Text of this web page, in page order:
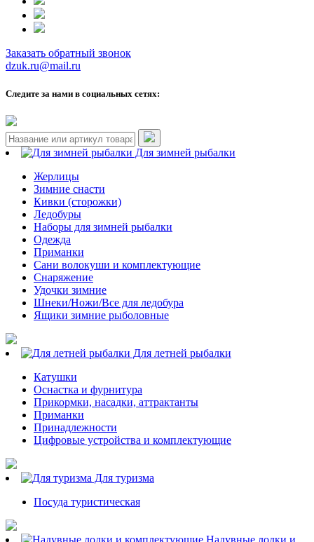
Заказать обратный звонок
dzuk.ru@mail.ru
Следите за нами в социальных сетях:
Для зимней рыбалки
Жерлицы
Зимние снасти
Кивки (сторожки)
Ледобуры
Наборы для зимней рыбалки
Одежда
Приманки
Сани волокуши и комплектующие
Снаряжение
Удочки зимние
Шнеки/Ножи/Все для ледобура
Ящики зимние рыболовные
Для летней рыбалки
Катушки
Оснастка и фурнитура
Прикормки, насадки, аттрактанты
Приманки
Принадлежности
Цифровые устройства и комплектующие
Для туризма
Посуда туристическая
Надувные лодки и